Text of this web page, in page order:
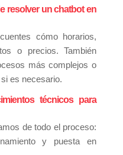
resolver un chatbot en
cómo horarios,
o precios. También
más complejos o
es necesario.
técnicos para
de todo el proceso:
y puesta en